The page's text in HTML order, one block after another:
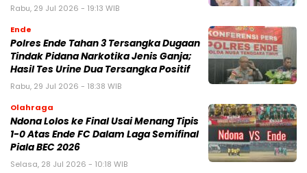
Rabu, 29 Jul 2026 - 19:13 WIB
Ende
Polres Ende Tahan 3 Tersangka Dugaan
Tindak Pidana Narkotika Jenis Ganja;
Hasil Tes Urine Dua Tersangka Positif
Rabu, 29 Jul 2026 - 18:38 WIB
Olahraga
Ndona Lolos ke Final Usai Menang Tipis
1-0 Atas Ende FC Dalam Laga Semifinal
Piala BEC 2026
Selasa, 28 Jul 2026 - 10:18 WIB